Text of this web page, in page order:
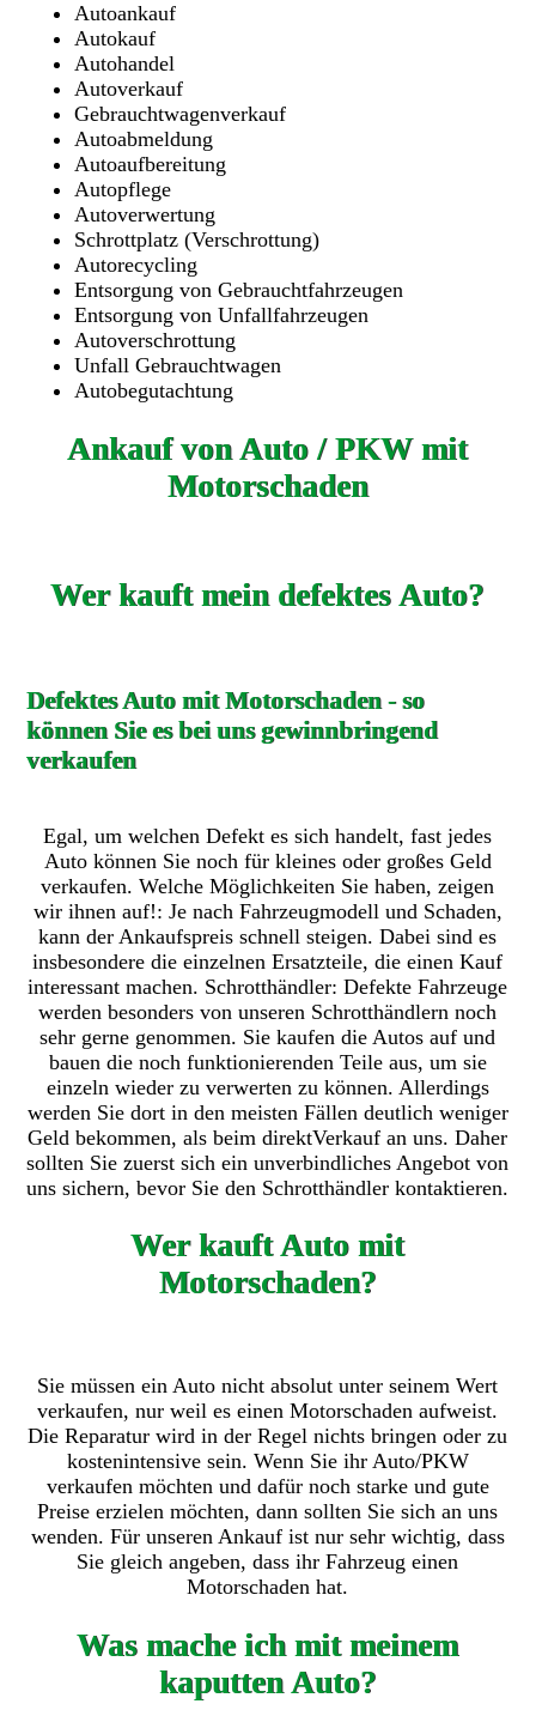
Autoankauf
Autokauf
Autohandel
Autoverkauf
Gebrauchtwagenverkauf
Autoabmeldung
Autoaufbereitung
Autopflege
Autoverwertung
Schrottplatz (Verschrottung)
Autorecycling
Entsorgung von Gebrauchtfahrzeugen
Entsorgung von Unfallfahrzeugen
Autoverschrottung
Unfall Gebrauchtwagen
Autobegutachtung
Ankauf von Auto / PKW mit
Motorschaden
Wer kauft mein defektes Auto?
Defektes Auto mit Motorschaden - so
können Sie es bei uns gewinnbringend
verkaufen
Egal, um welchen Defekt es sich handelt, fast jedes
Auto können Sie noch für kleines oder großes Geld
verkaufen. Welche Möglichkeiten Sie haben, zeigen
wir ihnen auf!: Je nach Fahrzeugmodell und Schaden,
kann der Ankaufspreis schnell steigen. Dabei sind es
insbesondere die einzelnen Ersatzteile, die einen Kauf
interessant machen. Schrotthändler: Defekte Fahrzeuge
werden besonders von unseren Schrotthändlern noch
sehr gerne genommen. Sie kaufen die Autos auf und
bauen die noch funktionierenden Teile aus, um sie
einzeln wieder zu verwerten zu können. Allerdings
werden Sie dort in den meisten Fällen deutlich weniger
Geld bekommen, als beim direktVerkauf an uns. Daher
sollten Sie zuerst sich ein unverbindliches Angebot von
uns sichern, bevor Sie den Schrotthändler kontaktieren.
Wer kauft Auto mit
Motorschaden?
Sie müssen ein Auto nicht absolut unter seinem Wert
verkaufen, nur weil es einen Motorschaden aufweist.
Die Reparatur wird in der Regel nichts bringen oder zu
kostenintensive sein. Wenn Sie ihr Auto/PKW
verkaufen möchten und dafür noch starke und gute
Preise erzielen möchten, dann sollten Sie sich an uns
wenden. Für unseren Ankauf ist nur sehr wichtig, dass
Sie gleich angeben, dass ihr Fahrzeug einen
Motorschaden hat.
Was mache ich mit meinem
kaputten Auto?